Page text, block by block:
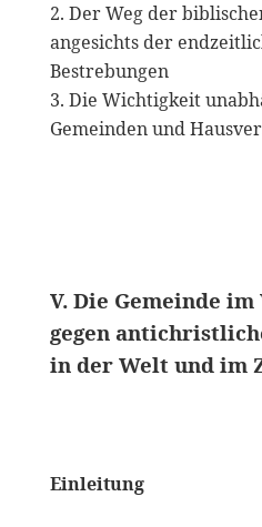
Der Weg der
angesichts der
Bestrebungen
Die Wichtigkeit
Gemeinden und
V. Die Gemeinde
gegen
in der Welt und im
Einleitung